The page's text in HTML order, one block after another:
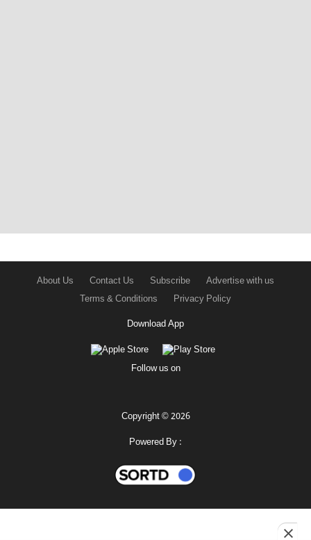
About Us Contact Us Subscribe
Advertise with us
Terms & Conditions
Privacy Policy
Download App
Follow us on
Copyright © 2026
Powered By :